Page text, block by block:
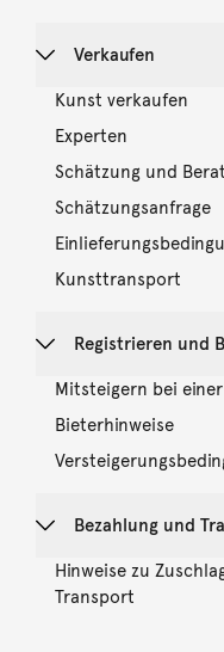
Verkaufen
Kunst verkaufen
Experten
Schätzung und
Schätzungsanfrage
Kunsttransport
Registrieren und
Mitsteigern bei
Bieterhinweise
Bezahlung und
Hinweise zu
Transport